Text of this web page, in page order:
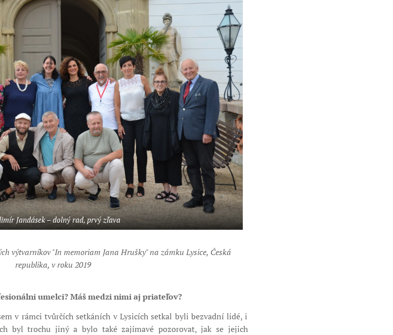
Jandásek – dolný rad, prvý zľava
výtvarníkov "In memoriam Jana Hrušky" na zámku Lysice, Česká
republika, v roku 2019
umelci? Máš medzi nimi aj priateľov?
v rámci tvůrčích setkáních v Lysicích setkal byli bezvadní lidé, i
byl trochu jiný a bylo také zajímavé pozorovat, jak se jejich